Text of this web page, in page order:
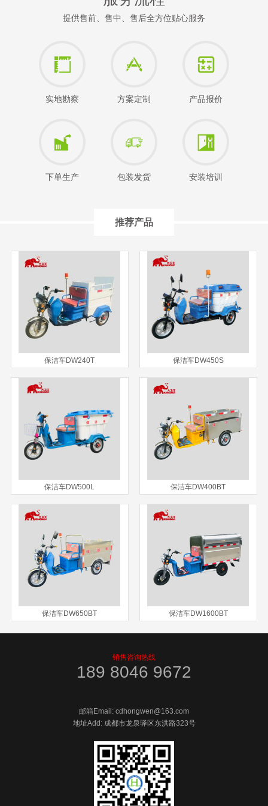
提供售前、售中、售后全方位贴心服务
实地勘察 方案定制 产品报价
下单生产 包装发货 安装培训
推荐产品
保洁车DW240T 保洁车DW450S
保洁车DW500L 保洁车DW400BT
保洁车DW650BT 保洁车DW1600BT
销售咨询热线
189 8046 9672
邮箱Email: cdhongwen@163.com
地址Add: 成都市龙泉驿区东洪路323号